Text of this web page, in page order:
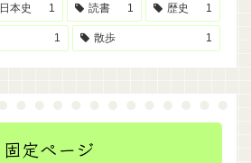
日本史 1 読書 1 歴史 1
1 散歩 1
固定ページ